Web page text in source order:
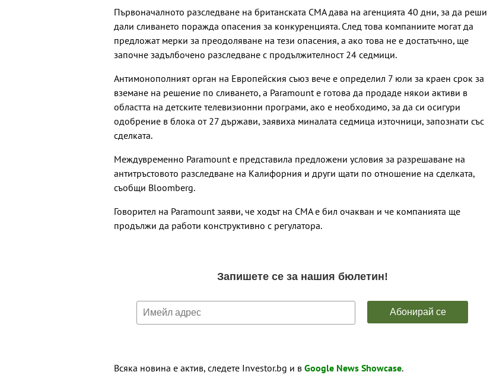
Първоначалното разследване на британската CMA дава на агенцията 40 дни, за да реши
дали сливането поражда опасения за конкуренцията. След това компаниите могат да
предложат мерки за преодоляване на тези опасения, а ако това не е достатъчно, ще
започне задълбочено разследване с продължителност 24 седмици.
Антимонополният орган на Европейския съюз вече е определил 7 юли за краен срок за
вземане на решение по сливането, а Paramount е готова да продаде някои активи в
областта на детските телевизионни програми, ако е необходимо, за да си осигури
одобрение в блока от 27 държави, заявиха миналата седмица източници, запознати със
сделката.
Междувременно Paramount е представила предложени условия за разрешаване на
антитръстовото разследване на Калифорния и други щати по отношение на сделката,
съобщи Bloomberg.
Говорител на Paramount заяви, че ходът на CMA е бил очакван и че компанията ще
продължи да работи конструктивно с регулатора.
Всяка новина е актив, следете Investor.bg и в Google News Showcase.
на "Грийнпийс" Arctic
Sunrise пристига във
Варна
побоя до смърт в
заради катастрофа